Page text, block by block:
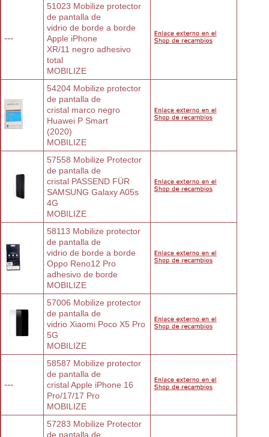
---
51023 Mobilize protector
de pantalla de
vidrio de borde a borde
Apple iPhone
XR/11 negro adhesivo
total
MOBILIZE
54204 Mobilize protector
de pantalla de
cristal marco negro
Huawei P Smart
(2020)
MOBILIZE
57558 Mobilize Protector
de pantalla de
cristal PASSEND FÜR
SAMSUNG Galaxy A05s
4G
MOBILIZE
58113 Mobilize protector
de pantalla de
vidrio de borde a borde
Oppo Reno12 Pro
adhesivo de borde
MOBILIZE
57006 Mobilize protector
de pantalla de
vidrio Xiaomi Poco X5 Pro
5G
MOBILIZE
---
58587 Mobilize protector
de pantalla de
cristal Apple iPhone 16
Pro/17/17 Pro
MOBILIZE
57283 Mobilize Protector
de pantalla de